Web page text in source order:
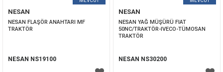
NESAN
NESAN FLAŞÖR ANAHTARI MF
TRAKTÖR
NESAN NS19100
NESAN
NESAN YAĞ MÜŞÜRÜ FIAT
50NC/TRAKTÖR-IVECO-TÜMOSAN
TRAKTÖR
NESAN NS30200